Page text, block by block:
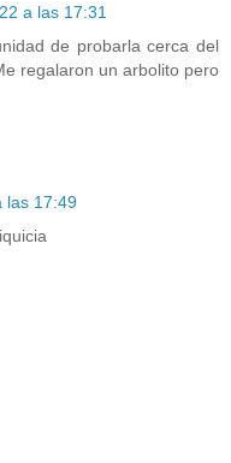
a las 17:31
de probarla cerca del
regalaron un arbolito pero
las 17:49